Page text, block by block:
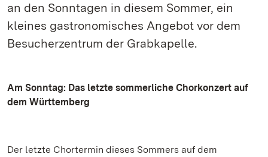
an den Sonntagen in diesem Sommer, ein
kleines gastronomisches Angebot vor dem
Besucherzentrum der Grabkapelle.
Am Sonntag: Das letzte sommerliche Chorkonzert auf
dem Württemberg
Der letzte Chortermin dieses Sommers auf dem